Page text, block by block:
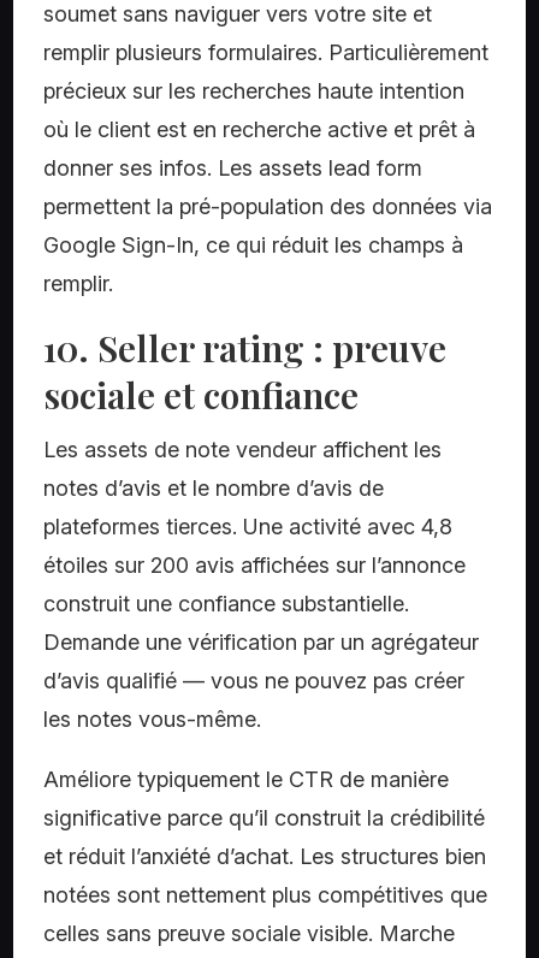
soumet sans naviguer vers votre site et
remplir plusieurs formulaires. Particulièrement
précieux sur les recherches haute intention
où le client est en recherche active et prêt à
donner ses infos. Les assets lead form
permettent la pré-population des données via
Google Sign-In, ce qui réduit les champs à
remplir.
10. Seller rating : preuve
sociale et confiance
Les assets de note vendeur affichent les
notes d’avis et le nombre d’avis de
plateformes tierces. Une activité avec 4,8
étoiles sur 200 avis affichées sur l’annonce
construit une confiance substantielle.
Demande une vérification par un agrégateur
d’avis qualifié — vous ne pouvez pas créer
les notes vous-même.
Améliore typiquement le CTR de manière
significative parce qu’il construit la crédibilité
et réduit l’anxiété d’achat. Les structures bien
notées sont nettement plus compétitives que
celles sans preuve sociale visible. Marche